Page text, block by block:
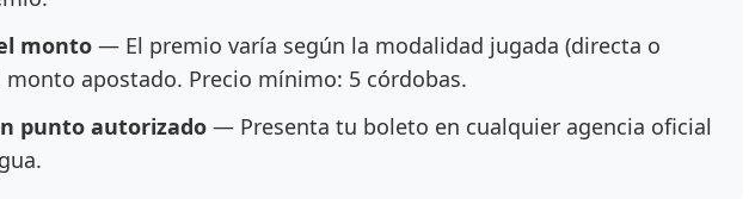
monto — El premio varía según la modalidad jugada (directa o
monto apostado. Precio mínimo: 5 córdobas.
punto autorizado — Presenta tu boleto en cualquier agencia oficial